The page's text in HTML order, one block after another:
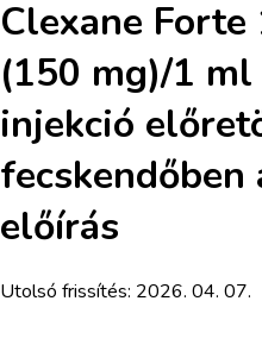
Clexane Forte
(150 mg)/1
injekció
fecskendőben
előírás
Utolsó frissítés: 2026. 04. 07.